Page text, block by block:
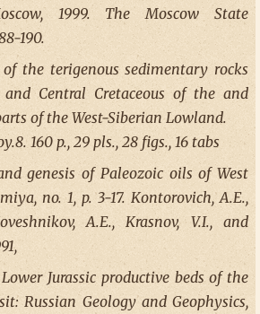
1999. The Moscow State
190.
of the terigenous sedimentary rocks
and Central Cretaceous of the and
of the West-Siberian Lowland.
160 p., 29 pls., 28 figs., 16 tabs
genesis of Paleozoic oils of West
no. 1, p. 3-17. Kontorovich, A.E.,
A.E., Krasnov, V.I., and
Jurassic productive beds of the
Russian Geology and Geophysics,